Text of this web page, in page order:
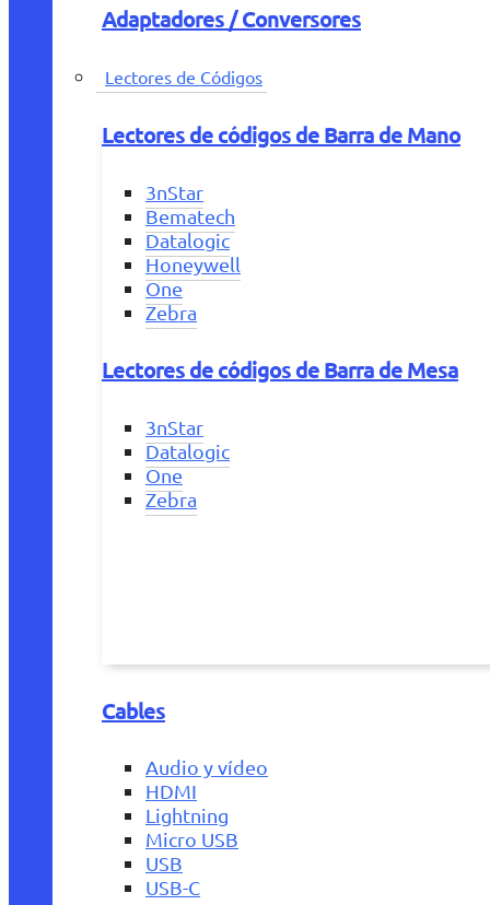
Adaptadores / Conversores
Lectores de Códigos
Lectores de códigos de Barra de Mano
3nStar
Bematech
Datalogic
Honeywell
One
Zebra
Lectores de códigos de Barra de Mesa
3nStar
Datalogic
One
Zebra
Cables
Audio y vídeo
HDMI
Lightning
Micro USB
USB
USB-C